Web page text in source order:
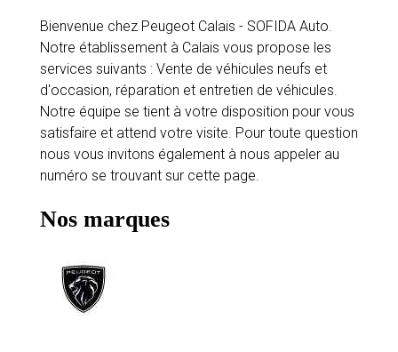
Bienvenue chez Peugeot Calais - SOFIDA Auto.
Notre établissement à Calais vous propose les
services suivants : Vente de véhicules neufs et
d'occasion, réparation et entretien de véhicules.
Notre équipe se tient à votre disposition pour vous
satisfaire et attend votre visite. Pour toute question
nous vous invitons également à nous appeler au
numéro se trouvant sur cette page.
Nos marques